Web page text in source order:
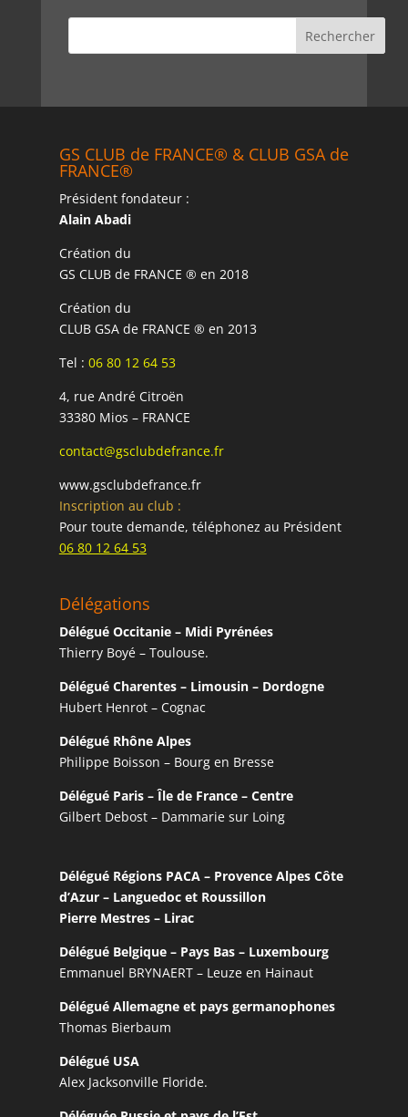
GS CLUB de FRANCE® & CLUB GSA de
FRANCE®
Président fondateur :
Alain Abadi
Création du
GS CLUB de FRANCE ® en 2018
Création du
CLUB GSA de FRANCE ® en 2013
Tel : 06 80 12 64 53
4, rue André Citroën
33380 Mios – FRANCE
contact@gsclubdefrance.fr
www.gsclubdefrance.fr
Inscription au club :
Pour toute demande, téléphonez au Président
06 80 12 64 53
Délégations
Délégué Occitanie – Midi Pyrénées
Thierry Boyé – Toulouse.
Délégué Charentes – Limousin – Dordogne
Hubert Henrot – Cognac
Délégué Rhône Alpes
Philippe Boisson – Bourg en Bresse
Délégué Paris – Île de France – Centre
Gilbert Debost – Dammarie sur Loing
Délégué Régions PACA – Provence Alpes Côte
d’Azur – Languedoc et Roussillon
Pierre Mestres – Lirac
Délégué Belgique – Pays Bas – Luxembourg
Emmanuel BRYNAERT – Leuze en Hainaut
Délégué Allemagne et pays germanophones
Thomas Bierbaum
Délégué USA
Alex Jacksonville Floride.